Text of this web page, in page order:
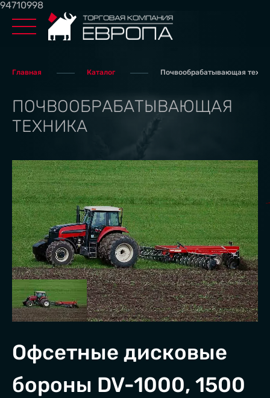
94710998
Главная Каталог Почвообрабатывающая
ПОЧВООБРАБАТЫВАЮЩАЯ
ТЕХНИКА
Офсетные дисковые
бороны DV-1000, 1500